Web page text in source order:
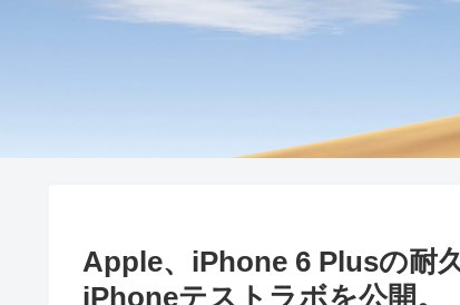
Apple、iPhone 6 Plusの耐
iPhoneテストラボを公開。